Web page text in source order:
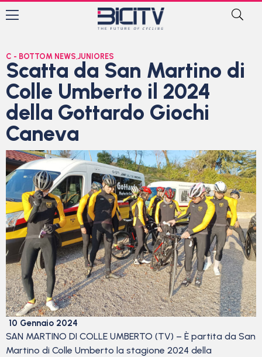
C - BOTTOM NEWS,JUNIORES
Scatta da San Martino di
Colle Umberto il 2024
della Gottardo Giochi
Caneva
10 Gennaio 2024
SAN MARTINO DI COLLE UMBERTO (TV) – È partita da San
Martino di Colle Umberto la stagione 2024 della